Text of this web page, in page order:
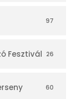
97
Fesztivál 26
60